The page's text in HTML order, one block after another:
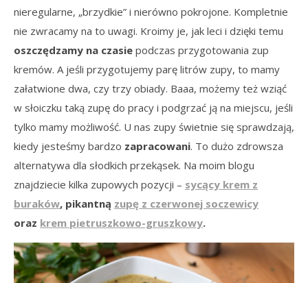
nieregularne, „brzydkie” i nierówno pokrojone. Kompletnie
nie zwracamy na to uwagi. Kroimy je, jak leci i dzięki temu
oszczędzamy na czasie podczas przygotowania zup
kremów. A jeśli przygotujemy parę litrów zupy, to mamy
załatwione dwa, czy trzy obiady. Baaa, możemy też wziąć
w słoiczku taką zupę do pracy i podgrzać ją na miejscu, jeśli
tylko mamy możliwość. U nas zupy świetnie się sprawdzają,
kiedy jesteśmy bardzo zapracowani. To dużo zdrowsza
alternatywa dla słodkich przekąsek. Na moim blogu
znajdziecie kilka zupowych pozycji – sycący krem z
buraków, pikantną zupę z czerwonej soczewicy
oraz krem pietruszkowo-gruszkowy.